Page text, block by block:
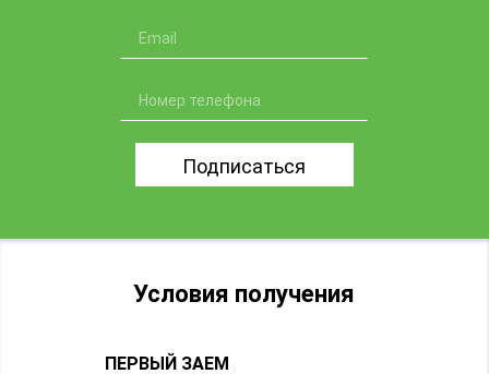
Подписаться
Условия получения
ПЕРВЫЙ ЗАЕМ